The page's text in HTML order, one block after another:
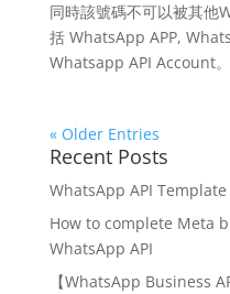
同時該號碼不可以被其
括 WhatsApp APP,
Whatsapp API Account
« Older Entries
Recent Posts
WhatsApp API
How to complete Meta
WhatsApp API
【WhatsApp Business